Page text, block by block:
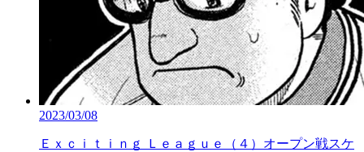
2023/03/08
Ｅｘｃｉｔｉｎｇ Ｌｅａｇｕｅ（４）オープン戦スケ